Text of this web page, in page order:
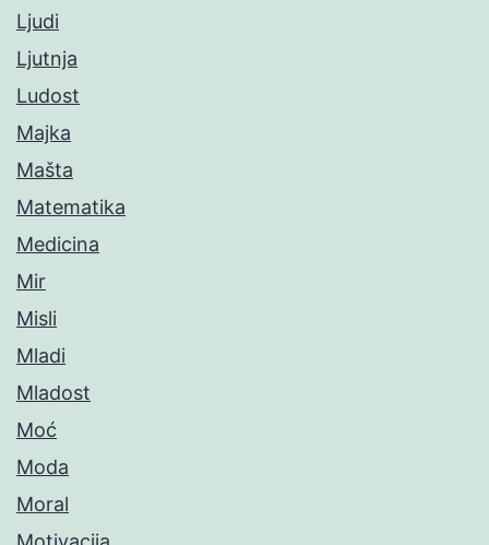
Ljudi
Ljutnja
Ludost
Majka
Mašta
Matematika
Medicina
Mir
Misli
Mladi
Mladost
Moć
Moda
Moral